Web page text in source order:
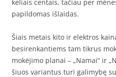
keliais centais, tačiau per
papildomas išlaidas.
Šiais metais kito ir elektros
besirenkantiems tam tikrus
mokėjimo planai – „Namai“ ir
šiuos variantus turi galimybę